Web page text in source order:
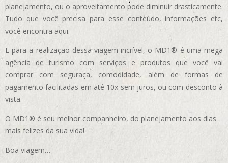
planejamento, ou o aproveitamento pode diminuir drasticamente.
Tudo que você precisa para esse conteúdo, informações etc,
você encontra aqui.
E para a realização dessa viagem incrível, o MD1® é uma mega
agência de turismo com serviços e produtos que você vai
comprar com seguraça, comodidade, além de formas de
pagamento facilitadas em até 10x sem juros, ou com desconto à
vista.
O MD1® é seu melhor companheiro, do planejamento aos dias
mais felizes da sua vida!
Boa viagem…